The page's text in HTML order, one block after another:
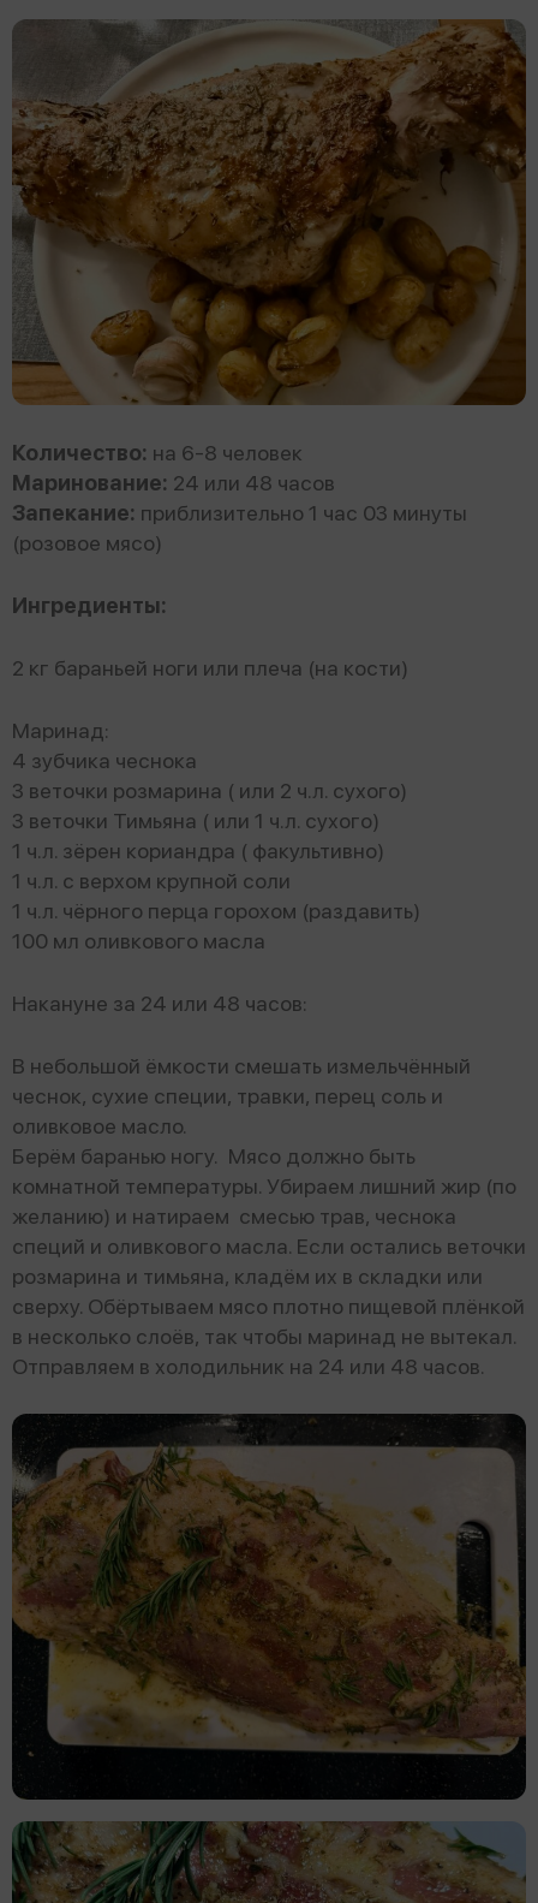
Количество: на 6-8 человек
Маринование: 24 или 48 часов
Запекание: приблизительно 1 час 03 минуты
(розовое мясо)
Ингредиенты:
2 кг бараньей ноги или плеча (на кости)
Маринад:
4 зубчика чеснока
3 веточки розмарина ( или 2 ч.л. сухого)
3 веточки Тимьяна ( или 1 ч.л. сухого)
1 ч.л. зёрен кориандра ( факультивно)
1 ч.л. с верхом крупной соли
1 ч.л. чёрного перца горохом (раздавить)
100 мл оливкового масла
Накануне за 24 или 48 часов:
В небольшой ёмкости смешать измельчённый
чеснок, сухие специи, травки, перец соль и
оливковое масло.
Берём баранью ногу. Мясо должно быть
комнатной температуры. Убираем лишний жир (по
желанию) и натираем смесью трав, чеснока
специй и оливкового масла. Если остались веточки
розмарина и тимьяна, кладём их в складки или
сверху. Обёртываем мясо плотно пищевой плёнкой
в несколько слоёв, так чтобы маринад не вытекал.
Отправляем в холодильник на 24 или 48 часов.